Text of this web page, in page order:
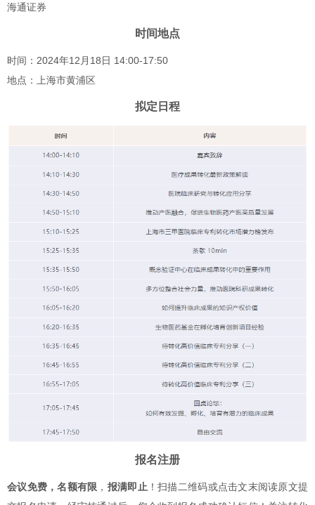
海通证券
时间地点
时间：2024年12月18日 14:00-17:50
地点：上海市黄浦区
拟定日程
报名注册
会议免费，名额有限 ， 报满即止！扫描二维码或点击文末阅读原文提